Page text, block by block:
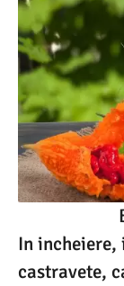
In incheiere,
castravete,